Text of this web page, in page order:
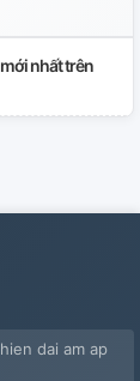
nhất trên
dai am ap